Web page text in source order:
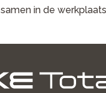
in de